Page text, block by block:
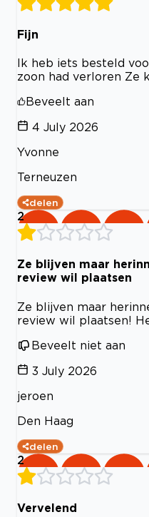
Fijn
Ik heb iets besteld
zoon had verloren Ze
Beveelt aan
4 July 2026
Yvonne
Terneuzen
delen
2
Ze blijven maar
review wil plaatsen
Ze blijven maar
review wil plaatsen!
Beveelt niet aan
3 July 2026
jeroen
Den Haag
delen
2
Vervelend